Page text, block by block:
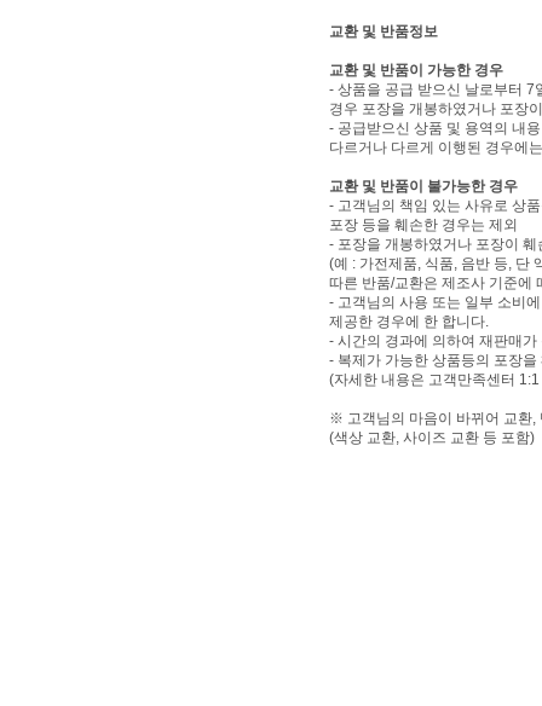
교환 및 반품정보
교환 및 반품이 가능한 경우
- 상품을 공급 받으신 날로부터 7
경우 포장을 개봉하였거나 포장
- 공급받으신 상품 및 용역의 내
다르거나 다르게 이행된 경우에
교환 및 반품이 불가능한 경우
- 고객님의 책임 있는 사유로 상
포장 등을 훼손한 경우는 제외
- 포장을 개봉하였거나 포장이
(예 : 가전제품, 식품, 음반 등, 단
따른 반품/교환은 제조사 기준에
- 고객님의 사용 또는 일부 소비
제공한 경우에 한 합니다.
- 시간의 경과에 의하여 재판매
- 복제가 가능한 상품등의 포장을
(자세한 내용은 고객만족센터
※ 고객님의 마음이 바뀌어 교환,
(색상 교환, 사이즈 교환 등 포함)